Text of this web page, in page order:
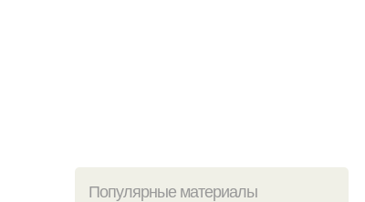
Популярные материалы